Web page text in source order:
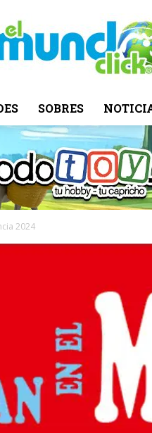
El
Click
SOBRES
2024